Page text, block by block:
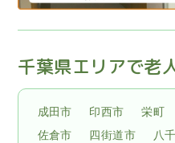
千葉県エリアで老
成田市 印西市 栄町
佐倉市
四街道市 八